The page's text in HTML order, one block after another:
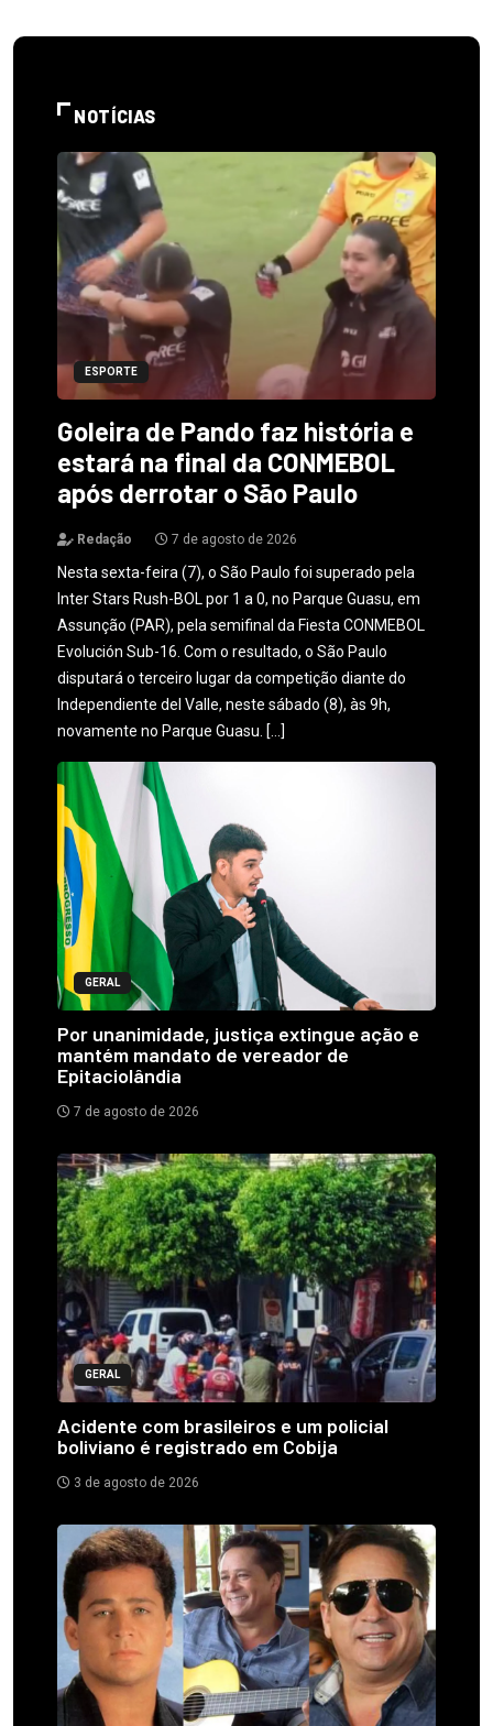
NOTÍCIAS
ESPORTE
Goleira de Pando faz história e
estará na final da CONMEBOL
após derrotar o São Paulo
Redação 7 de agosto de 2026
Nesta sexta-feira (7), o São Paulo foi superado pela
Inter Stars Rush-BOL por 1 a 0, no Parque Guasu, em
Assunção (PAR), pela semifinal da Fiesta CONMEBOL
Evolución Sub-16. Com o resultado, o São Paulo
disputará o terceiro lugar da competição diante do
Independiente del Valle, neste sábado (8), às 9h,
novamente no Parque Guasu. […]
GERAL
Por unanimidade, justiça extingue ação e
mantém mandato de vereador de
Epitaciolândia
7 de agosto de 2026
GERAL
Acidente com brasileiros e um policial
boliviano é registrado em Cobija
3 de agosto de 2026